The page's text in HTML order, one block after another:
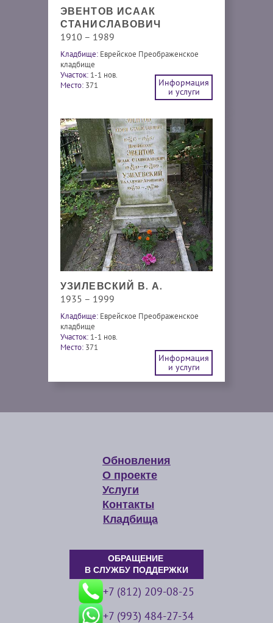
ЭВЕНТОВ ИСААК
СТАНИСЛАВОВИЧ
1910 – 1989
Кладбище: Еврейское Преображенское
кладбище
Участок: 1-1 нов.
Место: 371
Информация
и услуги
УЗИЛЕВСКИЙ В. А.
1935 – 1999
Кладбище: Еврейское Преображенское
кладбище
Участок: 1-1 нов.
Место: 371
Информация
и услуги
Обновления
О проекте
Услуги
Контакты
Кладбища
ОБРАЩЕНИЕ
В СЛУЖБУ ПОДДЕРЖКИ
+7 (812) 209-08-25
+7 (993) 484-27-34